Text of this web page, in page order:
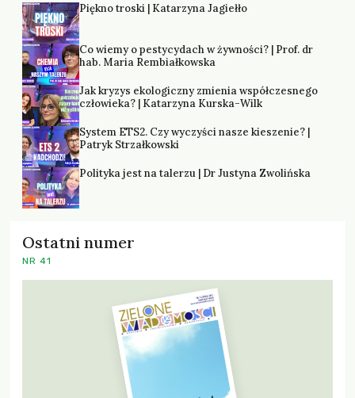
Piękno troski | Katarzyna Jagiełło
Co wiemy o pestycydach w żywności? | Prof. dr
hab. Maria Rembiałkowska
Jak kryzys ekologiczny zmienia współczesnego
człowieka? | Katarzyna Kurska-Wilk
System ETS2. Czy wyczyści nasze kieszenie? |
Patryk Strzałkowski
Polityka jest na talerzu | Dr Justyna Zwolińska
Ostatni numer
NR 41